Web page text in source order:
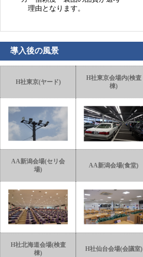
理由となります。
導入後の風景
H社東京(ヤード)
H社東京会場内(検査
棟)
AA新潟会場(セリ会
場)
AA新潟会場(食堂)
H社北海道会場(検査
棟)
H社仙台会場(会議室)